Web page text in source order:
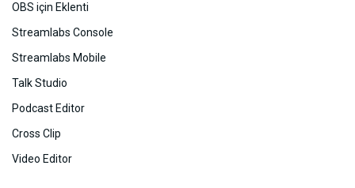
OBS için Eklenti
Streamlabs Console
Streamlabs Mobile
Talk Studio
Podcast Editor
Cross Clip
Video Editor